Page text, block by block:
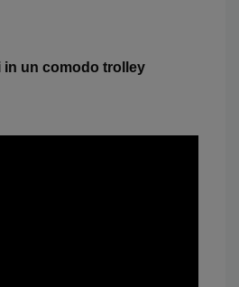
un comodo trolley